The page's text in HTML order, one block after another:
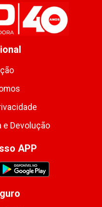
e Devolução
APP